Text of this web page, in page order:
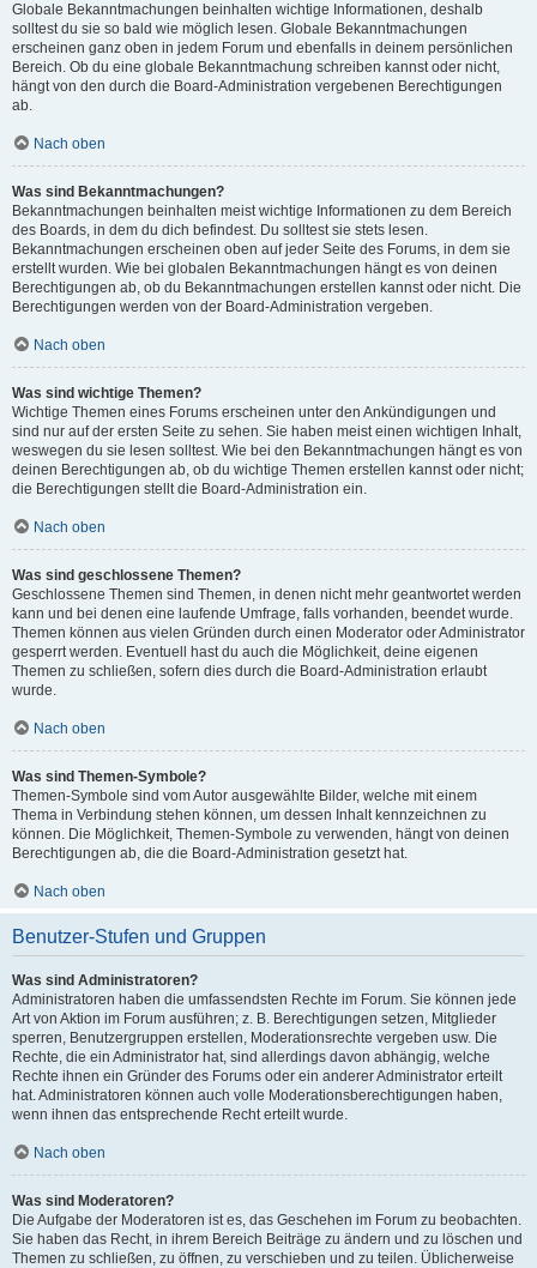
Globale Bekanntmachungen beinhalten wichtige Informationen, deshalb
solltest du sie so bald wie möglich lesen. Globale Bekanntmachungen
erscheinen ganz oben in jedem Forum und ebenfalls in deinem persönlichen
Bereich. Ob du eine globale Bekanntmachung schreiben kannst oder nicht,
hängt von den durch die Board-Administration vergebenen Berechtigungen
ab.
Nach oben
Was sind Bekanntmachungen?
Bekanntmachungen beinhalten meist wichtige Informationen zu dem Bereich
des Boards, in dem du dich befindest. Du solltest sie stets lesen.
Bekanntmachungen erscheinen oben auf jeder Seite des Forums, in dem sie
erstellt wurden. Wie bei globalen Bekanntmachungen hängt es von deinen
Berechtigungen ab, ob du Bekanntmachungen erstellen kannst oder nicht. Die
Berechtigungen werden von der Board-Administration vergeben.
Nach oben
Was sind wichtige Themen?
Wichtige Themen eines Forums erscheinen unter den Ankündigungen und
sind nur auf der ersten Seite zu sehen. Sie haben meist einen wichtigen Inhalt,
weswegen du sie lesen solltest. Wie bei den Bekanntmachungen hängt es von
deinen Berechtigungen ab, ob du wichtige Themen erstellen kannst oder nicht;
die Berechtigungen stellt die Board-Administration ein.
Nach oben
Was sind geschlossene Themen?
Geschlossene Themen sind Themen, in denen nicht mehr geantwortet werden
kann und bei denen eine laufende Umfrage, falls vorhanden, beendet wurde.
Themen können aus vielen Gründen durch einen Moderator oder Administrator
gesperrt werden. Eventuell hast du auch die Möglichkeit, deine eigenen
Themen zu schließen, sofern dies durch die Board-Administration erlaubt
wurde.
Nach oben
Was sind Themen-Symbole?
Themen-Symbole sind vom Autor ausgewählte Bilder, welche mit einem
Thema in Verbindung stehen können, um dessen Inhalt kennzeichnen zu
können. Die Möglichkeit, Themen-Symbole zu verwenden, hängt von deinen
Berechtigungen ab, die die Board-Administration gesetzt hat.
Nach oben
Benutzer-Stufen und Gruppen
Was sind Administratoren?
Administratoren haben die umfassendsten Rechte im Forum. Sie können jede
Art von Aktion im Forum ausführen; z. B. Berechtigungen setzen, Mitglieder
sperren, Benutzergruppen erstellen, Moderationsrechte vergeben usw. Die
Rechte, die ein Administrator hat, sind allerdings davon abhängig, welche
Rechte ihnen ein Gründer des Forums oder ein anderer Administrator erteilt
hat. Administratoren können auch volle Moderationsberechtigungen haben,
wenn ihnen das entsprechende Recht erteilt wurde.
Nach oben
Was sind Moderatoren?
Die Aufgabe der Moderatoren ist es, das Geschehen im Forum zu beobachten.
Sie haben das Recht, in ihrem Bereich Beiträge zu ändern und zu löschen und
Themen zu schließen, zu öffnen, zu verschieben und zu teilen. Üblicherweise